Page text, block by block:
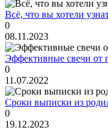
Всё, что вы хотели
0
08.11.2023
Эффективные свечи от
0
11.07.2022
Сроки выписки из
0
19.12.2023